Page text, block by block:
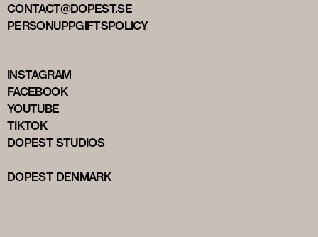
CONTACT@DOPEST.SE
PERSONUPPGIFTSPOLICY
INSTAGRAM
FACEBOOK
YOUTUBE
TIKTOK
DOPEST STUDIOS
DOPEST DENMARK